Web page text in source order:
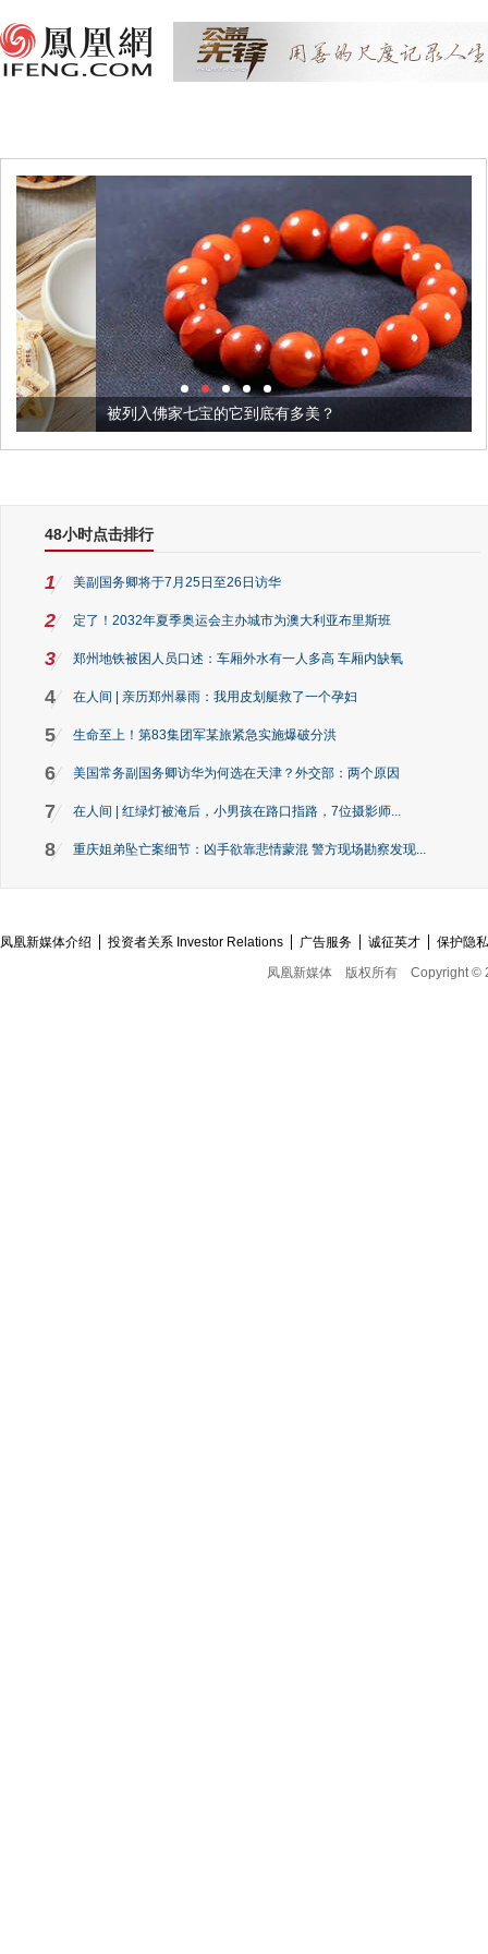
被列入佛家七宝的它到底有多美？
48小时点击排行
1 美副国务卿将于7月25日至26日访华
2 定了！2032年夏季奥运会主办城市为澳大利亚布里斯班
3 郑州地铁被困人员口述：车厢外水有一人多高 车厢内缺氧
4 在人间 | 亲历郑州暴雨：我用皮划艇救了一个孕妇
5 生命至上！第83集团军某旅紧急实施爆破分洪
6 美国常务副国务卿访华为何选在天津？外交部：两个原因
7 在人间 | 红绿灯被淹后，小男孩在路口指路，7位摄影师...
8 重庆姐弟坠亡案细节：凶手欲靠悲情蒙混 警方现场勘察发现...
凤凰新媒体介绍 投资者关系 Investor Relations 广告服务 诚征英才
保护隐
凤凰新媒体
版权所有 Copyright ©